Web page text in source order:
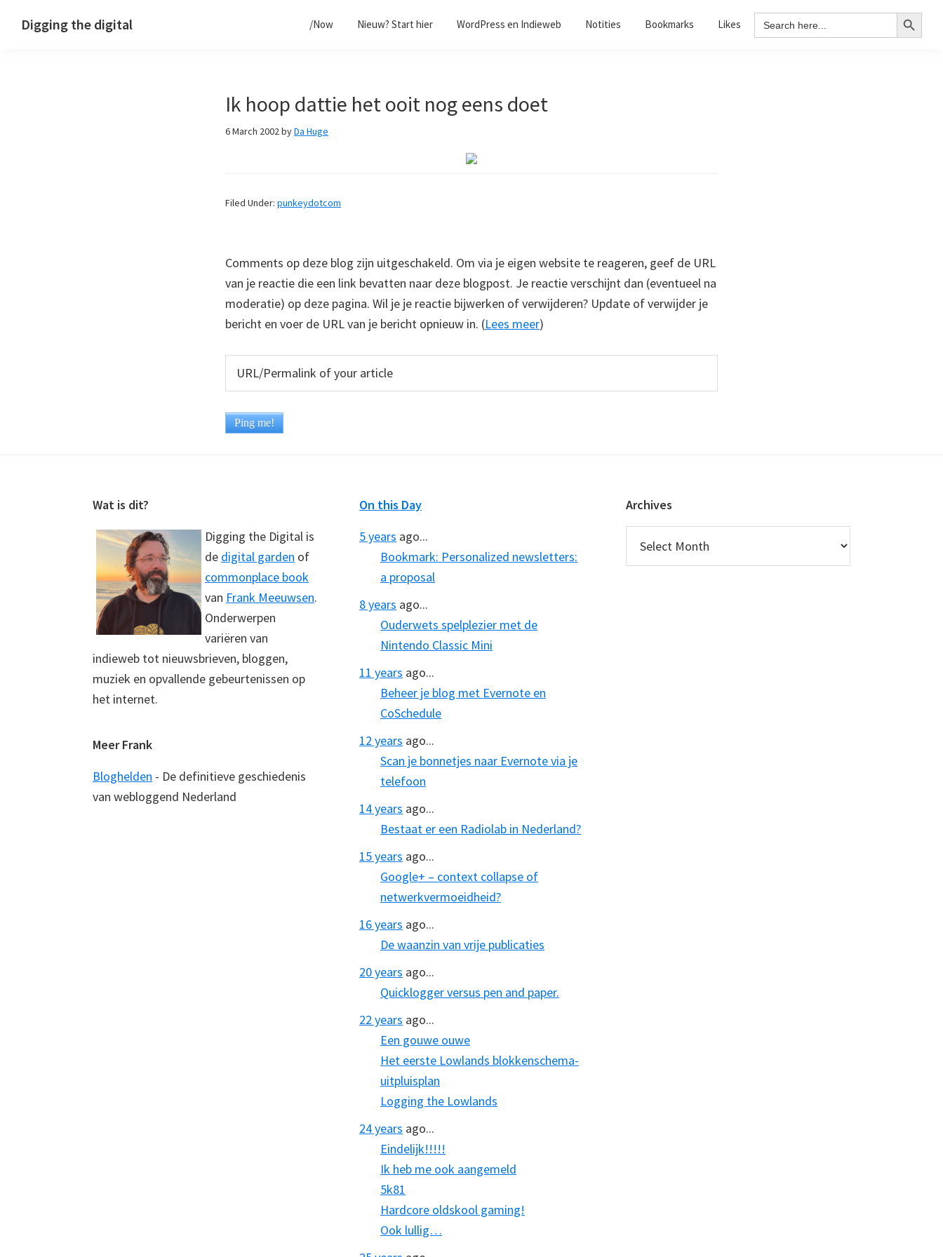
Digging the digital /Now Nieuw? Start hier WordPress en Indieweb Notities Bookmarks Likes Search
for:
Search Button
Ik hoop dattie het ooit nog eens doet
6 March 2002byDa Huge
Filed Under: punkeydotcom
Comments op deze blog zijn uitgeschakeld. Om via je eigen website te reageren, geef de URL
van je reactie die een link bevatten naar deze blogpost. Je reactie verschijnt dan (eventueel na
moderatie) op deze pagina. Wil je je reactie bijwerken of verwijderen? Update of verwijder je
bericht en voer de URL van je bericht opnieuw in. (Lees meer)
Wat is dit?
Digging the Digital is
de digital garden of
commonplace book
van Frank Meeuwsen.
Onderwerpen
variëren van
indieweb tot nieuwsbrieven, bloggen,
muziek en opvallende gebeurtenissen op
het internet.
Meer Frank
Bloghelden - De definitieve geschiedenis
van webloggend Nederland
On this Day
5 years ago...
Bookmark: Personalized newsletters:
a proposal
8 years ago...
Ouderwets spelplezier met de
Nintendo Classic Mini
11 years ago...
Beheer je blog met Evernote en
CoSchedule
12 years ago...
Scan je bonnetjes naar Evernote via je
telefoon
14 years ago...
Bestaat er een Radiolab in Nederland?
15 years ago...
Google+ – context collapse of
netwerkvermoeidheid?
16 years ago...
De waanzin van vrije publicaties
20 years ago...
Quicklogger versus pen and paper.
22 years ago...
Een gouwe ouwe
Het eerste Lowlands blokkenschema-
uitpluisplan
Logging the Lowlands
24 years ago...
Eindelijk!!!!!
Ik heb me ook aangemeld
5k81
Hardcore oldskool gaming!
Ook lullig…
Archives